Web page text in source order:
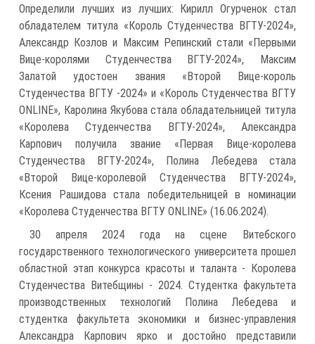
Определили лучших из лучших: Кирилл Огурченок стал
обладателем титула «Король Студенчества ВГТУ-2024»,
Александр Козлов и Максим Репинский стали «Первыми
Вице-королями Студенчества ВГТУ-2024», Максим
Залатой удостоен звания «Второй Вице-король
Студенчества ВГТУ -2024» и «Король Студенчества ВГТУ
ONLINE», Каролина Якубова стала обладательницей титула
«Королева Студенчества ВГТУ-2024», Александра
Карпович получила звание «Первая Вице-королева
Студенчества ВГТУ-2024», Полина Лебедева стала
«Второй Вице-королевой Студенчества ВГТУ-2024»,
Ксения Рашидова стала победительницей в номинации
«Королева Студенчества ВГТУ ONLINE» (16.06.2024).
30 апреля 2024 года на сцене Витебского
государственного технологического университета прошел
областной этап конкурса красоты и таланта - Королева
Студенчества Витебщины - 2024. Студентка факультета
производственных технологий Полина Лебедева и
студентка факультета экономики и бизнес-управления
Александра Карпович ярко и достойно представили